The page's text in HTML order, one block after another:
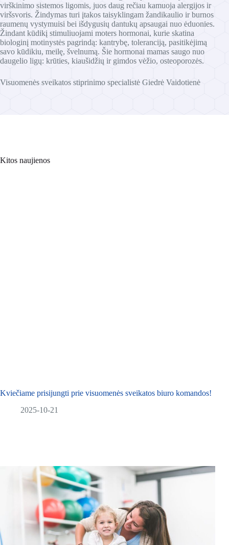
virškinimo sistemos ligomis, juos daug rečiau kamuoja alergijos ir
viršsvoris. Žindymas turi įtakos taisyklingam žandikaulio ir burnos
raumenų vystymuisi bei išdygusių dantukų apsaugai nuo ėduonies.
Žindant kūdikį stimuliuojami moters hormonai, kurie skatina
biologinį motinystės pagrindą: kantrybę, toleranciją, pasitikėjimą
savo kūdikiu, meilę, švelnumą. Šie hormonai mamas saugo nuo
daugelio ligų: krūties, kiaušidžių ir gimdos vėžio, osteoporozės.
Visuomenės sveikatos stiprinimo specialistė Giedrė Vaidotienė
Kitos naujienos
Kviečiame prisijungti prie visuomenės sveikatos biuro komandos!
2025-10-21